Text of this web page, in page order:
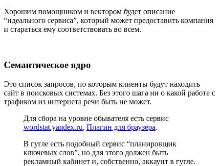
Хорошим помощником и вектором будет описание
“идеального сервиса”, который может предоставить компания
и стараться ему соответствовать во всем.
Семантическое ядро
Это список запросов, по которым клиенты будут находить
сайт в поисковых системах. Без этого шага ни о какой работе с
трафиком из интернета речи быть не может.
Для сбора на уровне обывателя есть сервис
wordstat.yandex.ru, Плагин для браузера.
В гугле есть подобный сервис “планировщик
ключевых слов”, но для этого должен быть
рекламный кабинет и, собственно, аккаунт в гугле.